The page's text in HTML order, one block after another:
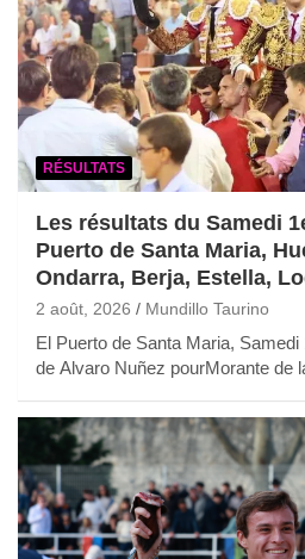
RÉSULTATS
Les résultats du Samedi
Puerto de Santa Maria,
Ondarra, Berja, Estella,
2 août, 2026 Mundillo Taurino
El Puerto de Santa Maria, Samedi
de Alvaro Nuñez pourMorante de